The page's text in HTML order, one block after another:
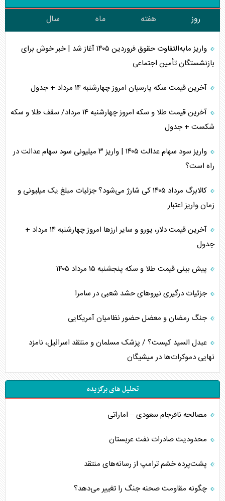
روز هفته ماه سال
واریز مابه‌التفاوت حقوق فروردین ۱۴۰۵ آغاز شد | خبر خوش برای
بازنشستگان تأمین اجتماعی
آخرین قیمت سکه پارسیان امروز چهارشنبه ۱۴ مرداد + جدول
آخرین قیمت طلا و سکه امروز چهارشنبه ۱۴ مرداد/ سقف طلا و سکه
شکست + جدول
واریز سود سهام عدالت ۱۴۰۵ | واریز ۳ میلیونی سود سهام عدالت در
راه است؟
کالابرگ مرداد ۱۴۰۵ کی شارژ می‌شود؟ جزئیات مبلغ یک میلیونی و
زمان واریز اعتبار
آخرین قیمت دلار، یورو و سایر ارز‌ها امروز چهارشنبه ۱۴ مرداد +
جدول
پیش بینی قیمت طلا و سکه پنجشنبه ۱۵ مرداد ۱۴۰۵
جزئیات درگیری نیرو‌های حشد شعبی در سامرا
جنگ رمضان و معضل حضور نظامیان آمریکایی
عبدل السید کیست؟ / پزشک مسلمان و منتقد اسرائیل، نامزد
نهایی دموکرات‌ها در میشیگان
تحلیل های برگزیده
مصالحه نافرجام سعودی – اماراتی
محدودیت صادرات نفت عربستان
پشت‌پرده خشم ترامپ از رسانه‌های منتقد
چگونه مقاومت صحنه جنگ را تغییر می‌دهد؟